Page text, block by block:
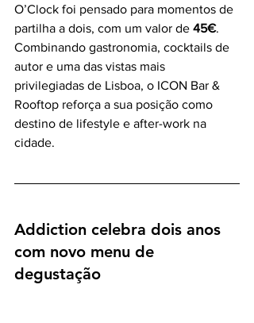
O’Clock foi pensado para momentos de
partilha a dois, com um valor de 45€.
Combinando gastronomia, cocktails de
autor e uma das vistas mais
privilegiadas de Lisboa, o ICON Bar &
Rooftop reforça a sua posição como
destino de lifestyle e after-work na
cidade.
Addiction celebra dois anos
com novo menu de
degustação